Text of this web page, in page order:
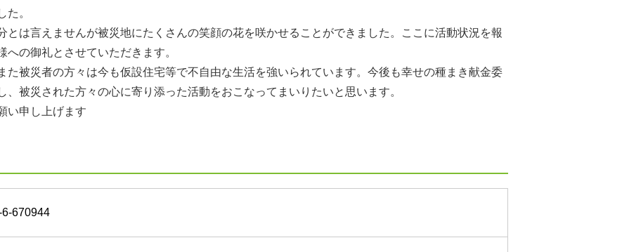
た。
とは言えませんが被災地にたくさんの笑顔の花を咲かせることができました。ここに活動状況を報
の御礼とさせていただきます。
た被災者の方々は今も仮設住宅等で不自由な生活を強いられています。今後も幸せの種まき献金委
、被災された方々の心に寄り添った活動をおこなってまいりたいと思います。
い申し上げます
670944